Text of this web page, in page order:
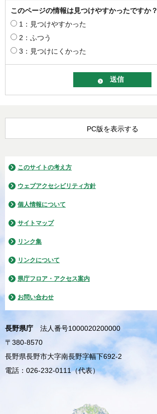
このページの情報は見つけやすかったですか？
1：見つけやすかった
2：ふつう
3：見つけにくかった
PC版を表示する
このサイトの考え方
ウェブアクセシビリティ方針
個人情報について
サイトマップ
リンク集
リンクについて
県庁フロア・アクセス案内
お問い合わせ
長野県庁
法人番号1000020200000
〒380-8570
長野県長野市大字南長野字幅下692-2
電話：026-232-0111（代表）